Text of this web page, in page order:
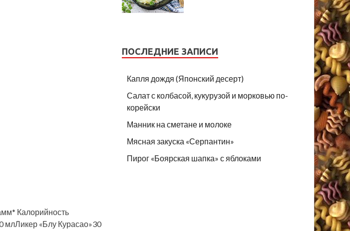
Калорийность
млЛикер «Блу Курасао»30
ПОСЛЕДНИЕ ЗАПИСИ
Капля дождя (Японский десерт)
Салат с колбасой, кукурузой и морковью по-
корейски
Манник на сметане и молоке
Мясная закуска «Серпантин»
Пирог «Боярская шапка» с яблоками